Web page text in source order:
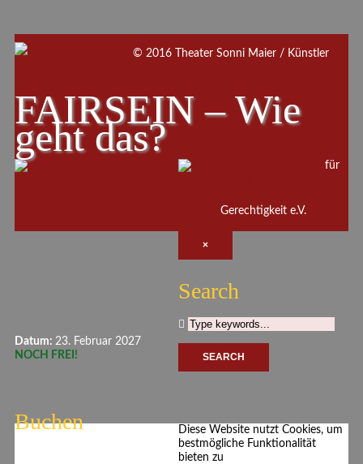
FAIRSEIN – Wie
geht das?
Datum: 23. Februar 2027
NOCH FREI!
Buchen
© 2016 Theater Sonni Maier / Künstler
für
Gerechtigkeit e.V.
×
Search
Diese Website nutzt Cookies, um
bestmögliche Funktionalität
bieten zu